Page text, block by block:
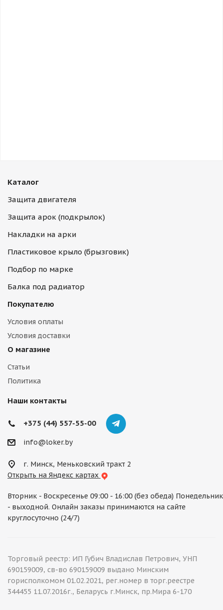
Каталог
Защита двигателя
Защита арок (подкрылок)
Накладки на арки
Пластиковое крыло (брызговик)
Подбор по марке
Балка под радиатор
Покупателю
Условия оплаты
Условия доставки
О магазине
Статьи
Политика
Наши контакты
+375 (44) 557-55-00
info@loker.by
г. Минск, Меньковский тракт 2
Открыть на Яндекс картах
Вторник - Воскресенье 09:00 - 16:00 (без обеда) Понедельник
- выходной. Онлайн заказы принимаются на сайте
круглосуточно (24/7)
Торговый реестр: ИП Губич Владислав Петрович, УНП
690159009, св-во 690159009 выдано Минским
горисполкомом 01.02.2021, рег.номер в торг.реестре
344455 11.07.2016г., Беларусь г.Минск, пр.Мира 6-170